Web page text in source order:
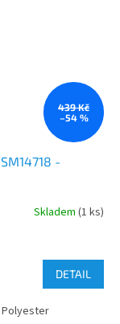
439 Kč
–54 %
-
Skladem (1 ks)
DETAIL
Polyester